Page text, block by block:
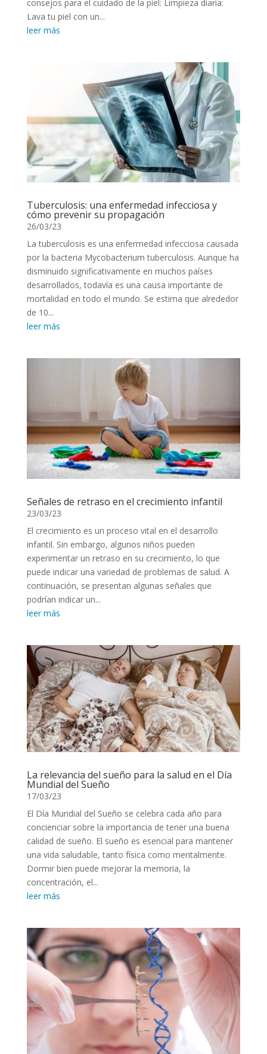
consejos para el cuidado de la piel: Limpieza diaria:
Lava tu piel con un...
leer más
Tuberculosis: una enfermedad infecciosa y
cómo prevenir su propagación
26/03/23
La tuberculosis es una enfermedad infecciosa causada
por la bacteria Mycobacterium tuberculosis. Aunque ha
disminuido significativamente en muchos países
desarrollados, todavía es una causa importante de
mortalidad en todo el mundo. Se estima que alrededor
de 10...
leer más
Señales de retraso en el crecimiento infantil
23/03/23
El crecimiento es un proceso vital en el desarrollo
infantil. Sin embargo, algunos niños pueden
experimentar un retraso en su crecimiento, lo que
puede indicar una variedad de problemas de salud. A
continuación, se presentan algunas señales que
podrían indicar un...
leer más
La relevancia del sueño para la salud en el Día
Mundial del Sueño
17/03/23
El Día Mundial del Sueño se celebra cada año para
concienciar sobre la importancia de tener una buena
calidad de sueño. El sueño es esencial para mantener
una vida saludable, tanto física como mentalmente.
Dormir bien puede mejorar la memoria, la
concentración, el...
leer más